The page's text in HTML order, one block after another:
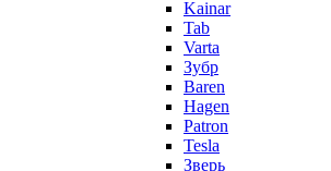
Kainar
Tab
Varta
Зубр
Baren
Hagen
Patron
Tesla
Зверь